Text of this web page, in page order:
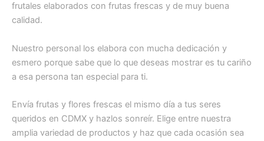
frutales elaborados con frutas frescas y de muy buena
calidad.
Nuestro personal los elabora con mucha dedicación y
esmero porque sabe que lo que deseas mostrar es tu cariño
a esa persona tan especial para ti.
Envía frutas y flores frescas el mismo día a tus seres
queridos en CDMX y hazlos sonreír. Elige entre nuestra
amplia variedad de productos y haz que cada ocasión sea